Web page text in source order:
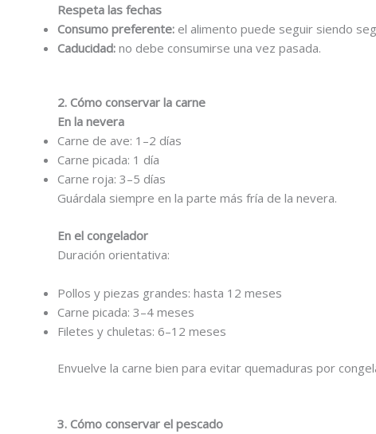
Respeta las fechas
Consumo preferente: el alimento puede seguir siendo
Caducidad: no debe consumirse una vez pasada.
2. Cómo conservar la carne
En la nevera
Carne de ave: 1–2 días
Carne picada: 1 día
Carne roja: 3–5 días
Guárdala siempre en la parte más fría de la nevera.
En el congelador
Duración orientativa:
Pollos y piezas grandes: hasta 12 meses
Carne picada: 3–4 meses
Filetes y chuletas: 6–12 meses
Envuelve la carne bien para evitar quemaduras por
3. Cómo conservar el pescado